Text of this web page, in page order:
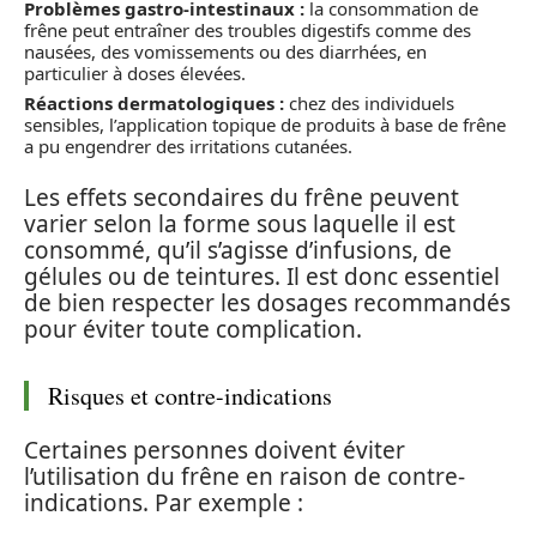
Problèmes gastro-intestinaux : la consommation de
frêne peut entraîner des troubles digestifs comme des
nausées, des vomissements ou des diarrhées, en
particulier à doses élevées.
Réactions dermatologiques : chez des individuels
sensibles, l’application topique de produits à base de frêne
a pu engendrer des irritations cutanées.
Les effets secondaires du frêne peuvent
varier selon la forme sous laquelle il est
consommé, qu’il s’agisse d’infusions, de
gélules ou de teintures. Il est donc essentiel
de bien respecter les dosages recommandés
pour éviter toute complication.
Risques et contre-indications
Certaines personnes doivent éviter
l’utilisation du frêne en raison de contre-
indications. Par exemple :